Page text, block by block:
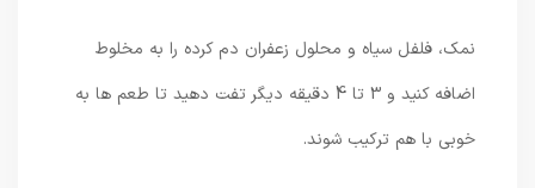
نمک، فلفل سیاه و محلول زعفران دم کرده را به مخلوط
اضافه کنید و 3 تا 4 دقیقه دیگر تفت دهید تا طعم ها به
خوبی با هم ترکیب شوند.